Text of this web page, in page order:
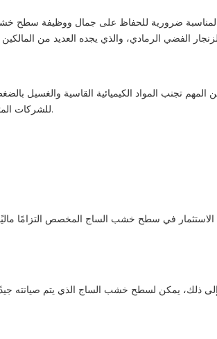
المناسبة ضرورية للحفاظ على جمال ووظيفة سطح
المهم تجنب المواد الكيميائية القاسية والغسيل
للشركات المتخصصة في رعاية خشب الساج تقديم حلول مخصصة لتلبية الاحتياجات المحددة ومنع المشكلات الشائعة مثل فشل السد أو فصل الألواح الخشبية.
الاستثمار في سطح خشب الساج المخصص التزامًا
إلى ذلك، يمكن لسطح خشب الساج الذي يتم صيانته